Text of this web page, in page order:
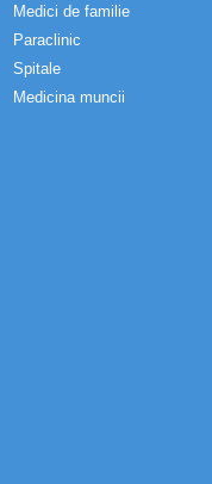
Medici de familie
Paraclinic
Spitale
Medicina muncii